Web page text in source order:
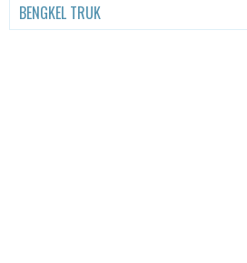
BENGKEL TRUK